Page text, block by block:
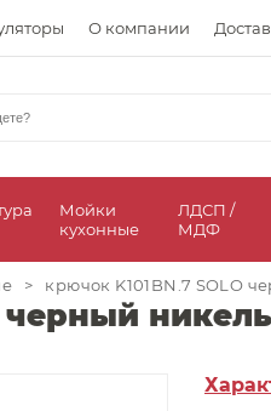
О компании
Мойки
кухонные
ЛДСП /
МДФ
> крючок K101BN.7 SOLO
черный